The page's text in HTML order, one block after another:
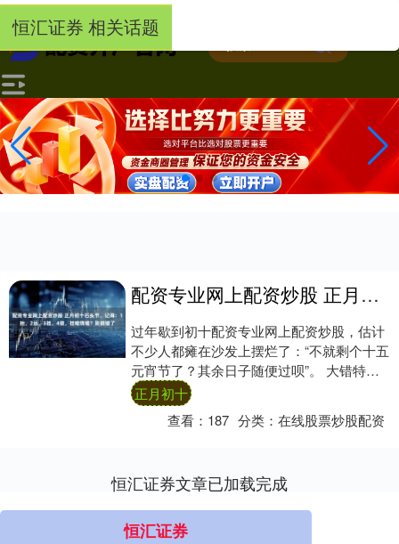
-->
恒汇证券 相关话题
配资专业网上配资炒股 正月初十石头节，记得：1抬，2远，3挂，4做，挂啥烧啥？别搞错了
过年歇到初十配资专业网上配资炒股，估计
不少人都瘫在沙发上摆烂了：“不就剩个十五
元宵节了？其余日子随便过呗”。 大错特
错！咱老祖宗的规矩，正月里每天都有专属
讲究，....
正月初十
查看： 187 分类：在线股票炒股配资
恒汇证券文章已加载完成
恒汇证券